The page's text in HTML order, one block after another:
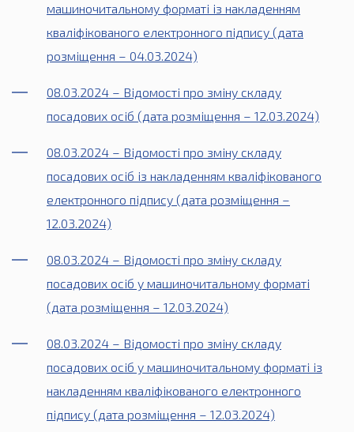
машиночитальному форматі із накладенням
кваліфікованого електронного підпису (дата
розміщення – 04.03.2024)
08.03.2024 – Відомості про зміну складу
посадових осіб (дата розміщення – 12.03.2024)
08.03.2024 – Відомості про зміну складу
посадових осіб із накладенням кваліфікованого
електронного підпису (дата розміщення –
12.03.2024)
08.03.2024 – Відомості про зміну складу
посадових осіб у машиночитальному форматі
(дата розміщення – 12.03.2024)
08.03.2024 – Відомості про зміну складу
посадових осіб у машиночитальному форматі із
накладенням кваліфікованого електронного
підпису (дата розміщення – 12.03.2024)